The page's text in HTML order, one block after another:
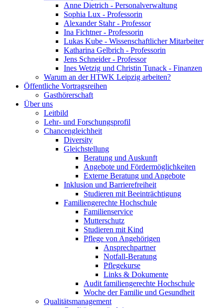
Anne Dietrich - Personalverwaltung
Sophia Lux - Professorin
Alexander Stahr - Professor
Ina Fichtner - Professorin
Lukas Kube - Wissenschaftlicher Mitarbeiter
Katharina Gelbrich - Professorin
Jens Schneider - Professor
Ines Wetzig und Christin Tunack - Finanzen
Warum an der HTWK Leipzig arbeiten?
Öffentliche Vortragsreihen
Gasthörerschaft
Über uns
Leitbild
Lehr- und Forschungsprofil
Chancengleichheit
Diversity
Gleichstellung
Beratung und Auskunft
Angebote und Fördermöglichkeiten
Externe Beratung und Angebote
Inklusion und Barrierefreiheit
Studieren mit Beeinträchtigung
Familiengerechte Hochschule
Familienservice
Mutterschutz
Studieren mit Kind
Pflege von Angehörigen
Ansprechpartner
Notfall-Beratung
Pflegekurse
Links & Dokumente
Audit familiengerechte Hochschule
Woche der Familie und Gesundheit
Qualitätsmanagement